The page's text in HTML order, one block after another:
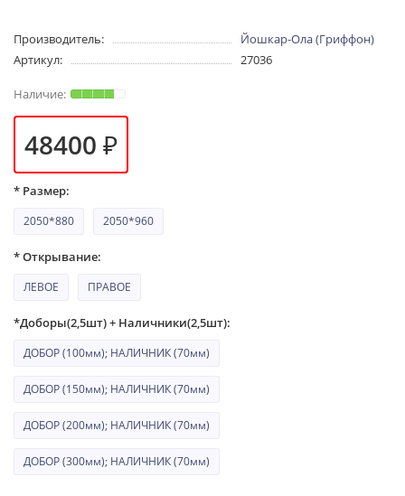
Производитель:
Йошкар-Ола (Гриффон)
Артикул:
27036
48400 ₽
* Размер:
2050*880 2050*960
* Открывание:
ЛЕВОЕ ПРАВОЕ
*Доборы(2,5шт) + Наличники(2,5шт):
ДОБОР (100мм); НАЛИЧНИК (70мм)
ДОБОР (150мм); НАЛИЧНИК (70мм)
ДОБОР (200мм); НАЛИЧНИК (70мм)
ДОБОР (300мм); НАЛИЧНИК (70мм)